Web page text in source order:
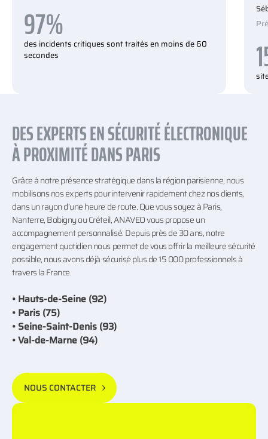
97%
des incidents critiques sont traités en moins de 60
secondes
DES EXPERTS EN SÉCURITÉ ÉLECTRONIQUE
À PROXIMITÉ DANS PARIS
Grâce à notre présence stratégique dans la région parisienne, nous
mobilisons nos experts pour intervenir rapidement chez nos clients,
dans un rayon d’une heure de route. Que vous soyez à Paris,
Nanterre, Bobigny ou Créteil, ANAVEO vous propose un
accompagnement personnalisé. Depuis près de 30 ans, notre
engagement quotidien nous permet de vous offrir la meilleure sécurité
possible, nous avons déjà sécurisé plus de 15 000 professionnels à
travers la France.
• Hauts-de-Seine (92)
• Paris (75)
• Seine-Saint-Denis (93)
• Val-de-Marne (94)
NOUS CONTACTER